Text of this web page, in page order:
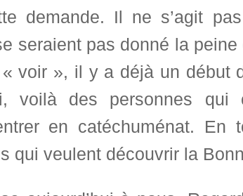
demande. Il ne s’agit
seraient pas donné la peine
voir », il y a déjà un début
voilà des personnes qui
en catéchuménat. En
qui veulent découvrir la